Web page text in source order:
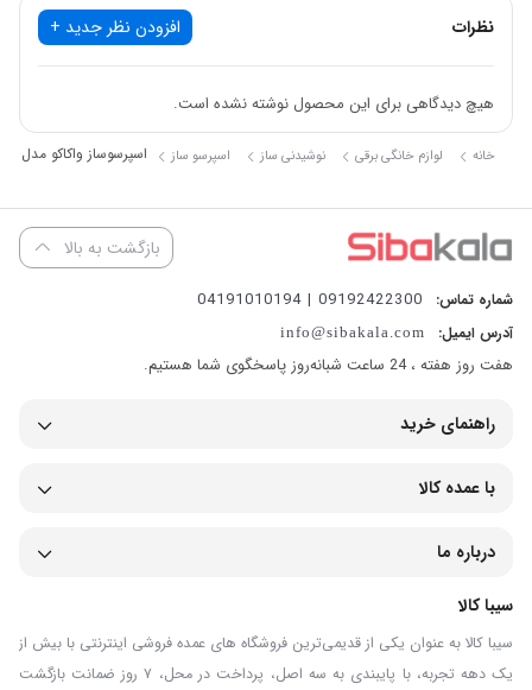
محصول، به‌راحتی می‌توانید در خانه، محل کار، تفریح و… از طعم عالی
نوشیدنی خود لذت ببرید. در این مدل، پودر قهوه و آب جوش هریک دارای
محفظه مخصوص به خود است و جهت
نظرات افزودن نظر جدید +
هیچ دیدگاهی برای این محصول نوشته نشده است.
خانه لوازم خانگی برقی نوشیدنی ساز اسپرسو ساز اسپرسوساز واکاکو مدل Nanopresso
بازگشت به بالا
شماره تماس: 09192422300 | 04191010194
آدرس ایمیل: info@sibakala.com
هفت روز هفته ، 24 ساعت شبانه‌روز پاسخگوی شما هستیم.
راهنمای خرید
با عمده کالا
درباره ما
سیبا کالا
سیبا کالا به عنوان یکی از قدیمی‌ترین فروشگاه های عمده فروشی اینترنتی با بیش از
یک دهه تجربه، با پایبندی به سه اصل، پرداخت در محل، ۷ روز ضمانت بازگشت